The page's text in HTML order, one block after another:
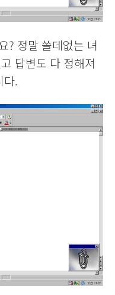
? 정말 쓸데없는 녀
답변도 다 정해져
다.